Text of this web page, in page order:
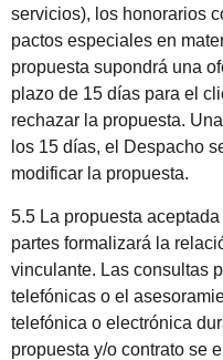
servicios), los honorarios
pactos especiales en
propuesta supondrá una
plazo de 15 días para el
rechazar la propuesta.
los 15 días, el Despacho
modificar la propuesta.
5.5 La propuesta
partes formalizará la
vinculante. Las consultas
telefónicas o el
telefónica o electrónica
propuesta y/o contrato se